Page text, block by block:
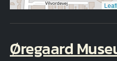
Øregaard